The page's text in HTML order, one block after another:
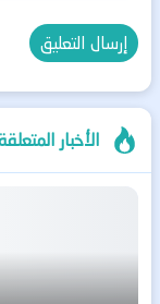
الأخبار